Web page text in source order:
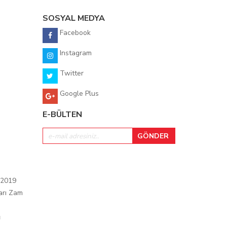
Zam
SOSYAL MEDYA
Facebook
Instagram
Twitter
Google Plus
E-BÜLTEN